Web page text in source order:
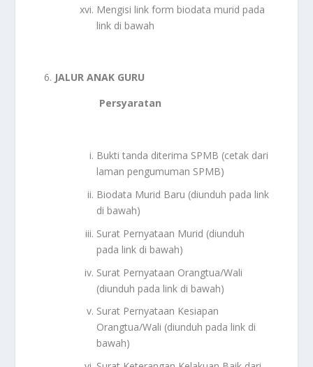
Mengisi link form biodata murid pada
link di bawah
JALUR ANAK GURU
Persyaratan
Bukti tanda diterima SPMB (cetak dari
laman pengumuman SPMB)
Biodata Murid Baru (diunduh pada link
di bawah)
Surat Pernyataan Murid (diunduh
pada link di bawah)
Surat Pernyataan Orangtua/Wali
(diunduh pada link di bawah)
Surat Pernyataan Kesiapan
Orangtua/Wali (diunduh pada link di
bawah)